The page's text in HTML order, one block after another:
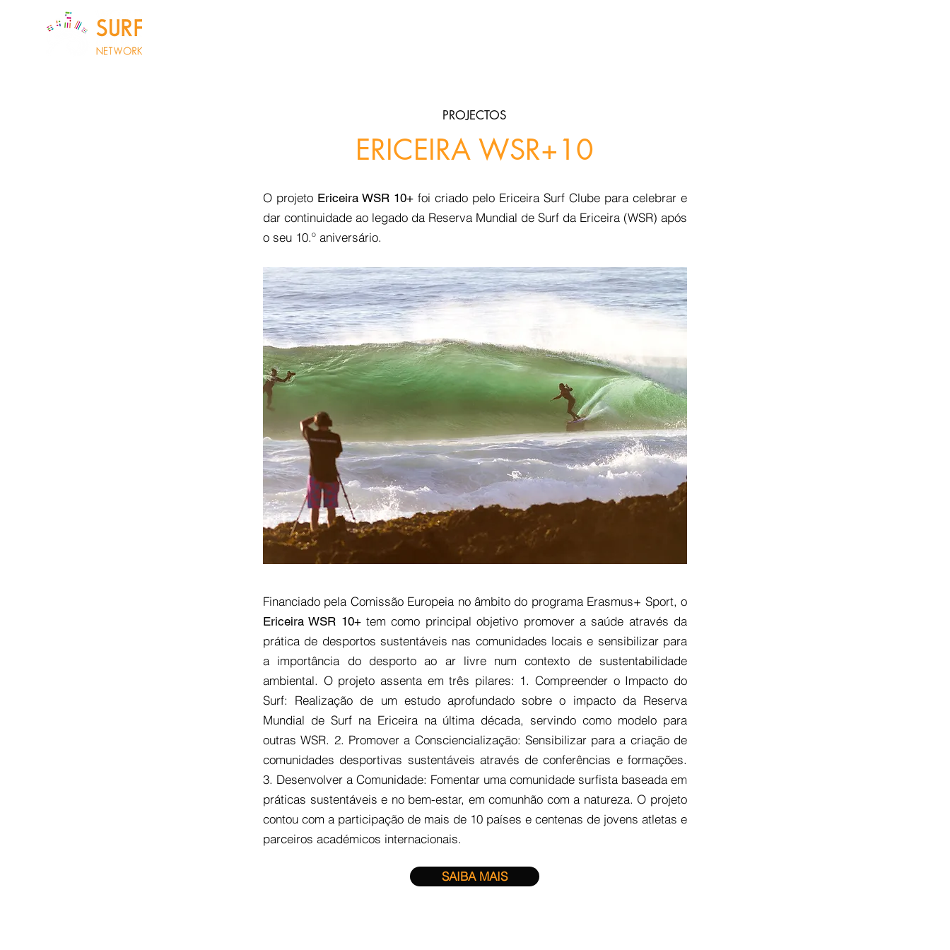
PROJECTOS
ERICEIRA WSR+10
O projeto Ericeira WSR 10+ foi criado pelo Ericeira Surf Clube para celebrar e
dar continuidade ao legado da Reserva Mundial de Surf da Ericeira (WSR) após
o seu 10.º aniversário.
Financiado pela Comissão Europeia no âmbito do programa Erasmus+ Sport, o
Ericeira WSR 10+tem como principal objetivo promover a saúde através da
prática de desportos sustentáveis nas comunidades locais e sensibilizar para
a importância do desporto ao ar livre num contexto de sustentabilidade
ambiental. O projeto assenta em três pilares: 1. Compreender o Impacto do
Surf: Realização de um estudo aprofundado sobre o impacto da Reserva
Mundial de Surf na Ericeira na última década, servindo como modelo para
outras WSR. 2. Promover a Consciencialização: Sensibilizar para a criação de
comunidades desportivas sustentáveis através de conferências e formações.
3. Desenvolver a Comunidade: Fomentar uma comunidade surfista baseada em
práticas sustentáveis e no bem-estar, em comunhão com a natureza. O projeto
contou com a participação de mais de 10 países e centenas de jovens atletas e
parceiros académicos internacionais.
SAIBA MAIS